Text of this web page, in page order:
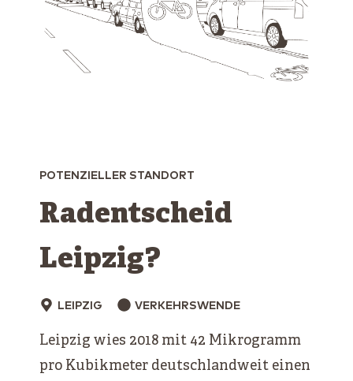
POTENZIELLER STANDORT
Radentscheid
Leipzig?
LEIPZIG VERKEHRSWENDE
Leipzig wies 2018 mit 42 Mikrogramm
pro Kubikmeter deutschlandweit einen